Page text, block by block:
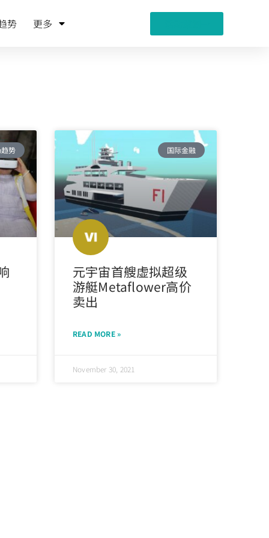
势 更多
势 国际金融
元宇宙首艘虚拟超级
游艇Metaflower高价
卖出
READ MORE »
November 30, 2021